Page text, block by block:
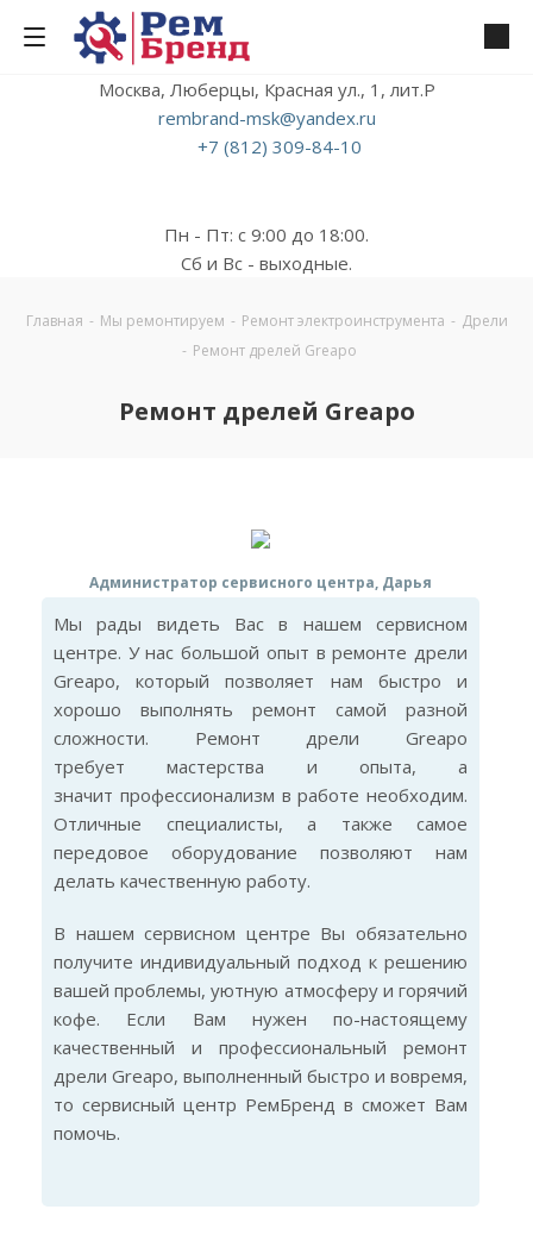
Москва, Люберцы, Красная ул., 1, лит.Р
rembrand-msk@yandex.ru
+7 (812) 309-84-10
Пн - Пт: с 9:00 до 18:00.
Сб и Вс - выходные.
Главная - Мы ремонтируем - Ремонт электроинструмента - Дрели
- Ремонт дрелей Greapo
Ремонт дрелей Greapo
Администратор сервисного центра, Дарья
Мы рады видеть Вас в нашем сервисном
центре. У нас большой опыт в ремонте дрели
Greapo, который позволяет нам быстро и
хорошо выполнять ремонт самой разной
сложности. Ремонт дрели Greapo
требует мастерства и опыта, а
значит профессионализм в работе необходим.
Отличные специалисты, а также самое
передовое оборудование позволяют нам
делать качественную работу.
В нашем сервисном центре Вы обязательно
получите индивидуальный подход к решению
вашей проблемы, уютную атмосферу и горячий
кофе. Если Вам нужен по-настоящему
качественный и профессиональный ремонт
дрели Greapo, выполненный быстро и вовремя,
то сервисный центр РемБренд в сможет Вам
помочь.